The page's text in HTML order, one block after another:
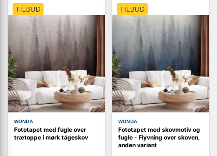
TILBUD
WONDA
Fototapet med fugle over
trætoppe i mørk tågeskov
TILBUD
WONDA
Fototapet med skovmotiv og
fugle - Flyvning over skoven,
anden variant